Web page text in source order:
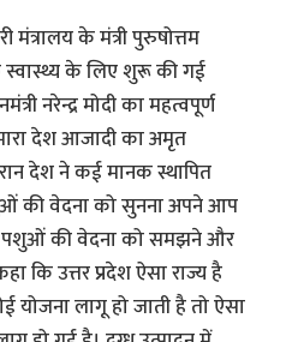
मंत्रालय के मंत्री पुरुषोत्तम
के लिए शुरू की गई
नरेन्द्र मोदी का महत्वपूर्ण
देश आजादी का अमृत
देश ने कई मानक स्थापित
की वेदना को सुनना अपने आप
पशुओं की वेदना को समझने और
कि उत्तर प्रदेश ऐसा राज्य है
योजना लागू हो जाती है तो ऐसा